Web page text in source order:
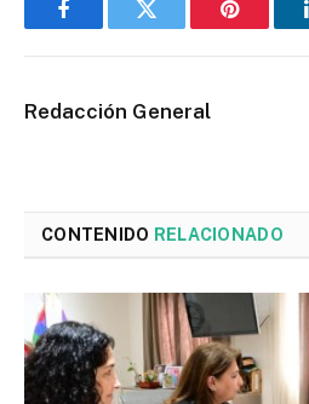
FacebookTwitter Pinterest
Redacción General
CONTENIDO RELACIONADO